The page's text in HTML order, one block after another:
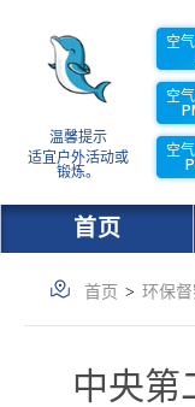
温馨提示
适宜户外活动或
锻炼。
空
空
空
首页
首页 > 环保
中央第